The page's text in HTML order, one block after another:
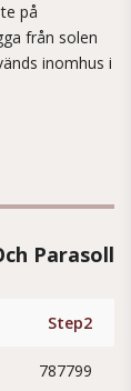
på
från solen
inomhus i
Parasoll
Step2
787799